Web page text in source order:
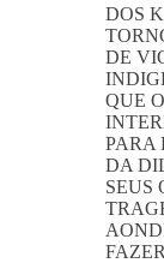
DOS
DE
QUE
PARA
DA
SEUS